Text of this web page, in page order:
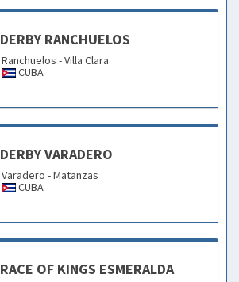
DERBY RANCHUELOS
Ranchuelos - Villa Clara
CUBA
DERBY VARADERO
Varadero - Matanzas
CUBA
RACE OF KINGS ESMERALDA